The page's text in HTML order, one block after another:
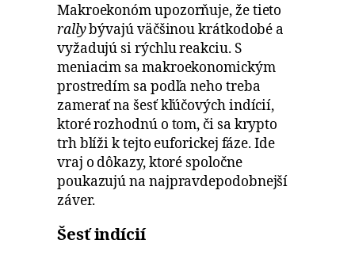
Makroekonóm upozorňuje, že tieto
rallybývajú väčšinou krátkodobé a
vyžadujú si rýchlu reakciu. S
meniacim sa makroekonomickým
prostredím sa podľa neho treba
zamerať na šesť kľúčových indícií,
ktoré rozhodnú o tom, či sa krypto
trh blíži k tejto euforickej fáze. Ide
vraj o dôkazy, ktoré spoločne
poukazujú na najpravdepodobnejší
záver.
Šesť indícií